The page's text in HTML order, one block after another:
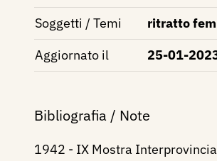
Soggetti / Temi
ritratto
Aggiornato il
25-01-
Bibliografia / Note
1942 - IX Mostra